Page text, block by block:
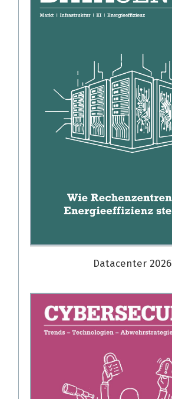
Datacenter 2026